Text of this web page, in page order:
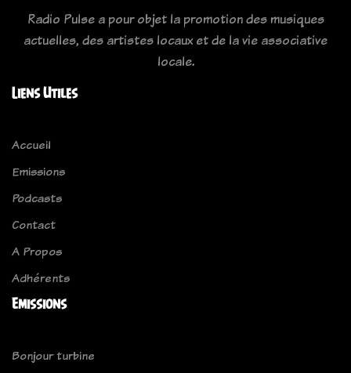
Radio Pulse a pour objet la promotion des musiques
actuelles, des artistes locaux et de la vie associative
locale.
Liens Utiles
Accueil
Emissions
Podcasts
Contact
A Propos
Adhérents
Emissions
Bonjour turbine